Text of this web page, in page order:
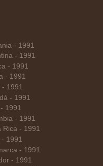
- 1991
- 1991
- 1991
- 1991
- 1991
- 1991
1991
- 1991
Rica - 1991
1991
- 1991
- 1991